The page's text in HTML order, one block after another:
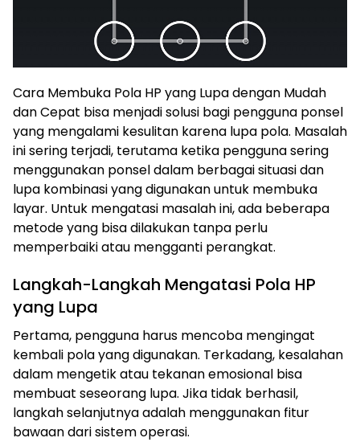
Cara Membuka Pola HP yang Lupa dengan Mudah
dan Cepat bisa menjadi solusi bagi pengguna ponsel
yang mengalami kesulitan karena lupa pola. Masalah
ini sering terjadi, terutama ketika pengguna sering
menggunakan ponsel dalam berbagai situasi dan
lupa kombinasi yang digunakan untuk membuka
layar. Untuk mengatasi masalah ini, ada beberapa
metode yang bisa dilakukan tanpa perlu
memperbaiki atau mengganti perangkat.
Langkah-Langkah Mengatasi Pola HP
yang Lupa
Pertama, pengguna harus mencoba mengingat
kembali pola yang digunakan. Terkadang, kesalahan
dalam mengetik atau tekanan emosional bisa
membuat seseorang lupa. Jika tidak berhasil,
langkah selanjutnya adalah menggunakan fitur
bawaan dari sistem operasi.